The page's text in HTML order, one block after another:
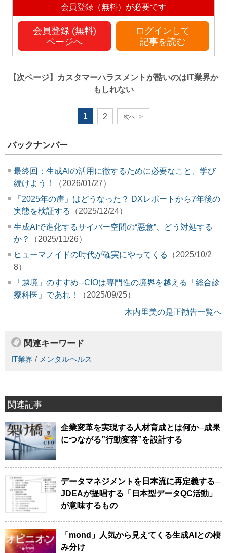
会員登録（無料）が必要です
会員登録 (無料)
ページへ
ログインして
記事を読む
【次ページ】
カスタマーハラスメントが酷いのはIT業界か
もしれない
1 2 次へ >
バックナンバー
最終回：生成AIの活用に徹するために必要なこと、学び
続けよう！
（2026/01/27）
「2025年の崖」はどうなった？ DXレポートから7年後の
実態を検証する
（2025/12/24）
生成AIで進化するサイバー空間の“悪意”、どう対処する
か？
（2025/11/26）
ヒューマノイドの時代が確実にやってくる
（2025/10/2
8）
「越境」のすすめ─CIOは専門性の境界を越える「総合診
療科医」であれ！
（2025/09/25）
木内里美の是正勧告一覧へ
関連キーワード
IT業界 / メンタルヘルス
関連記事
企業変革を実現する人材育成とは何か─成果
につながる”行動変容”を設計する
データマネジメントを日本流に再定義する─
JDEAが提唱する「日本型データQC活動」
が意味するもの
「mond」人気から見えてくる生成AIとの棲
み分け